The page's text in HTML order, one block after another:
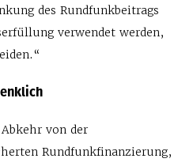
des Rundfunkbeitrags
verwendet werden,
von der
Rundfunkfinanzierung,